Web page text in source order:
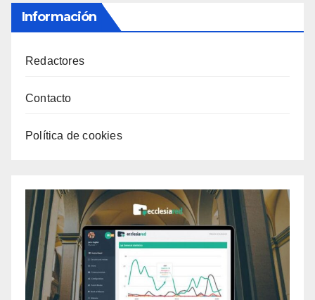
Información
Redactores
Contacto
Política de cookies